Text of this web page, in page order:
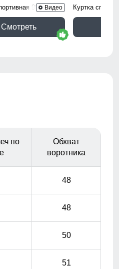
9626_1Sr
Видео
Смотреть
Куртка
по
Обхват
воротника
48
48
50
51